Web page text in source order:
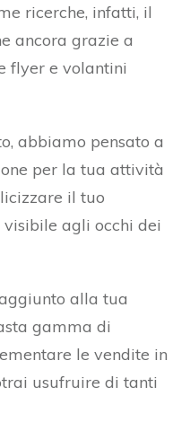
ricerche, infatti, il
ancora grazie a
flyer e volantini
abbiamo pensato a
per la tua attività
il tuo
agli occhi dei
alla tua
gamma di
le vendite in
usufruire di tanti